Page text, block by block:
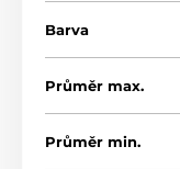
Barva
Průměr max.
Průměr min.